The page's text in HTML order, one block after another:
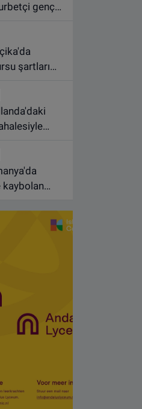
genç
kaybetti
şartları
burs
aileden
kaybolan